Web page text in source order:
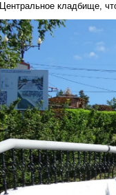
Центральное кладбище,